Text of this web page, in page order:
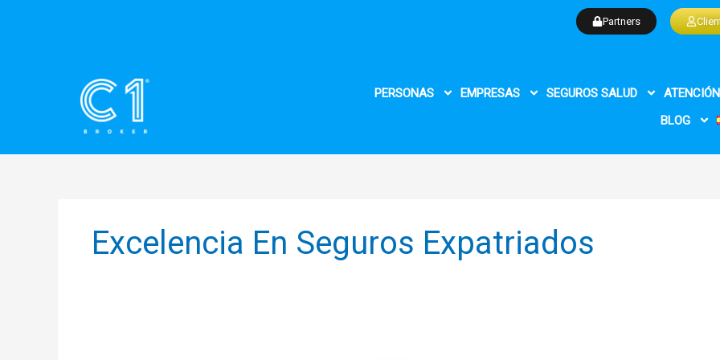
Partners
PERSONAS EMPRESAS SEGUROS SALUD
BLOG
Excelencia En Seguros Expatriados